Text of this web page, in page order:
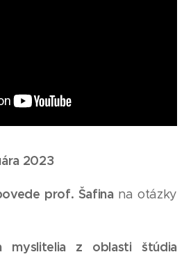
2023
prof. Šafinana otázky
myslitelia z oblasti štúdia